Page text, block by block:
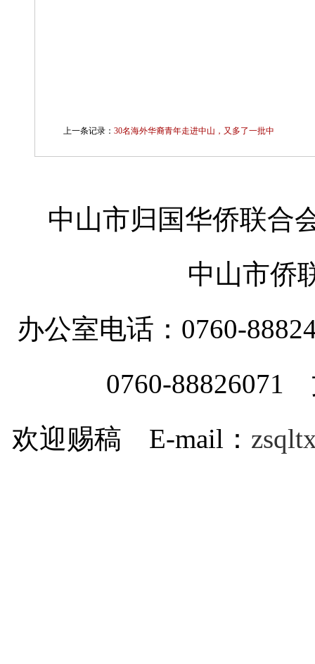
上一条记录： 30名海外华裔青年走进中山，又多了一批中
中山市归国华侨联合
中山市侨
办公室电话：0760-
0760-88826071
欢迎赐稿 E-mail：